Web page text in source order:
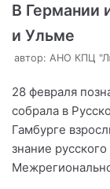
В Германии
и Ульме
автор: АНО КПЦ
28 февраля
собрала в
Гамбурге
знание